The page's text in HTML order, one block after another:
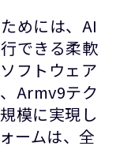
めには、AI
できる柔軟
フトウェア
Armv9テク
模に実現し
ームは、全